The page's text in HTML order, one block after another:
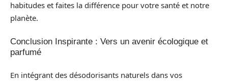
habitudes et faites la différence pour votre santé et notre
planète.
Conclusion Inspirante : Vers un avenir écologique et
parfumé
En intégrant des désodorisants naturels dans vos